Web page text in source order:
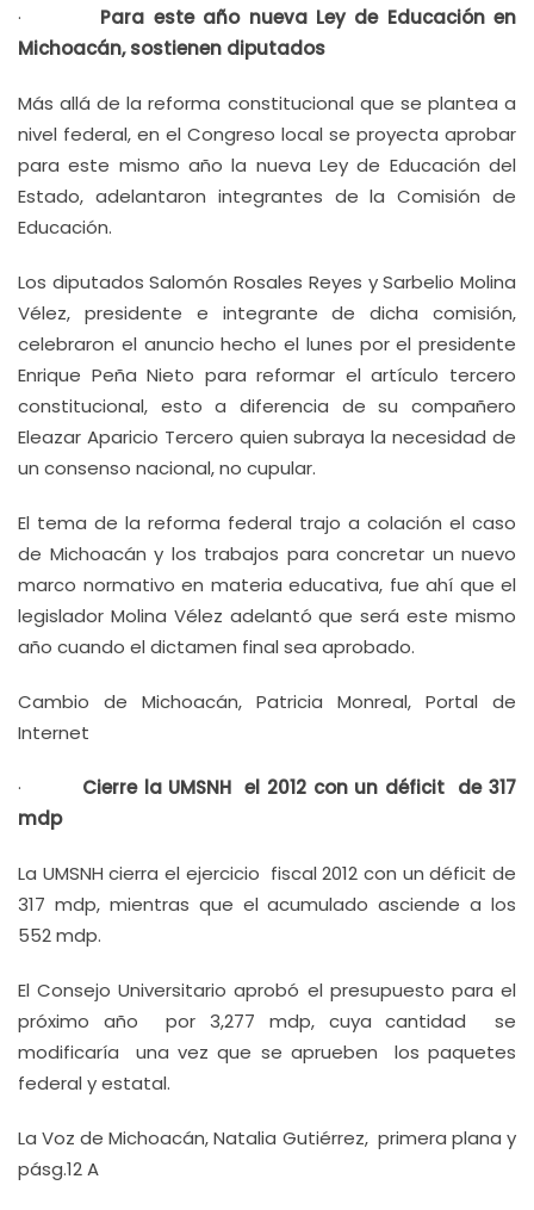
· Para este año nueva Ley de Educación en
Michoacán, sostienen diputados
Más allá de la reforma constitucional que se plantea a
nivel federal, en el Congreso local se proyecta aprobar
para este mismo año la nueva Ley de Educación del
Estado, adelantaron integrantes de la Comisión de
Educación.
Los diputados Salomón Rosales Reyes y Sarbelio Molina
Vélez, presidente e integrante de dicha comisión,
celebraron el anuncio hecho el lunes por el presidente
Enrique Peña Nieto para reformar el artículo tercero
constitucional, esto a diferencia de su compañero
Eleazar Aparicio Tercero quien subraya la necesidad de
un consenso nacional, no cupular.
El tema de la reforma federal trajo a colación el caso
de Michoacán y los trabajos para concretar un nuevo
marco normativo en materia educativa, fue ahí que el
legislador Molina Vélez adelantó que será este mismo
año cuando el dictamen final sea aprobado.
Cambio de Michoacán, Patricia Monreal, Portal de
Internet
· Cierre la UMSNH el 2012 con un déficit de 317
mdp
La UMSNH cierra el ejercicio fiscal 2012 con un déficit de
317 mdp, mientras que el acumulado asciende a los
552 mdp.
El Consejo Universitario aprobó el presupuesto para el
próximo año por 3,277 mdp, cuya cantidad se
modificaría una vez que se aprueben los paquetes
federal y estatal.
La Voz de Michoacán, Natalia Gutiérrez, primera plana y
pásg.12 A